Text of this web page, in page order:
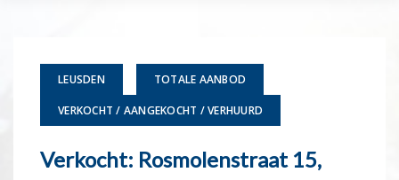
LEUSDEN TOTALE AANBOD
VERKOCHT / AANGEKOCHT / VERHUURD
Verkocht: Rosmolenstraat 15,